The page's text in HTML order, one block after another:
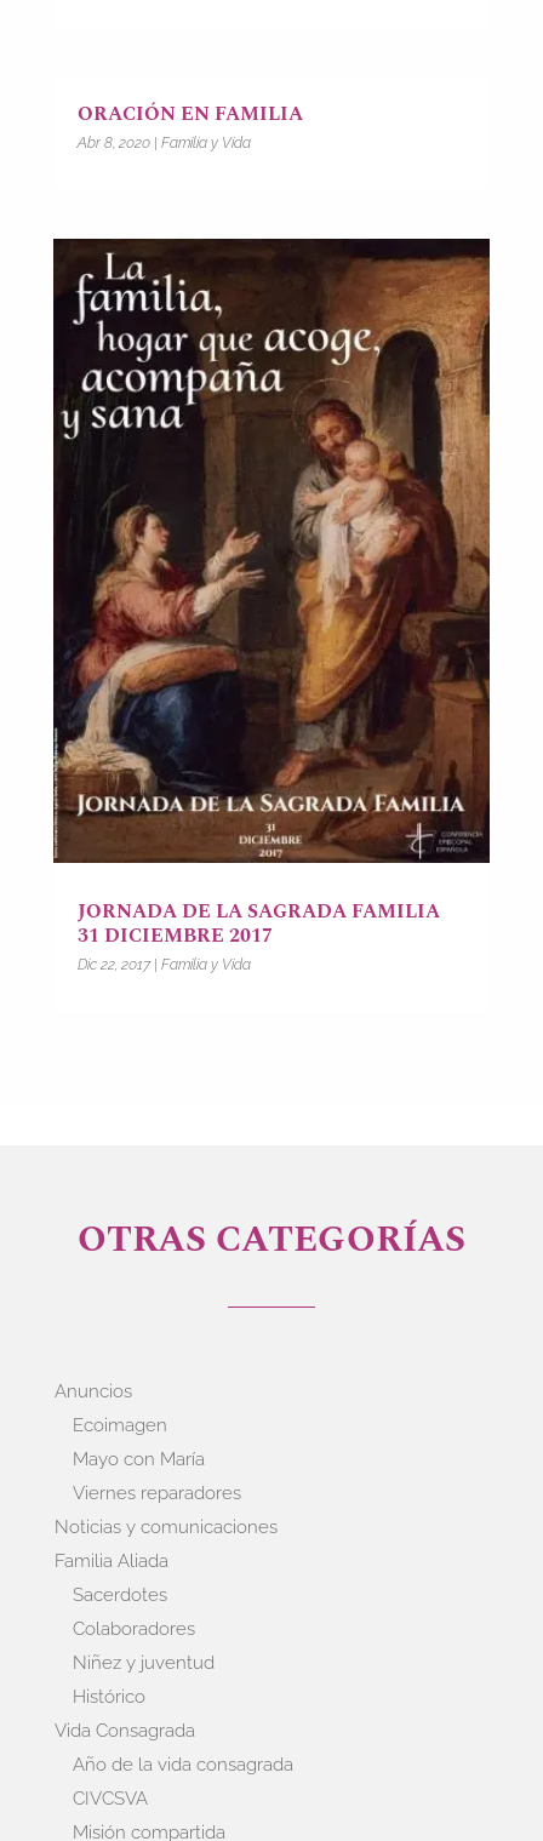
ORACIÓN EN FAMILIA
Abr 8, 2020| Familia y Vida
JORNADA DE LA SAGRADA FAMILIA
31 DICIEMBRE 2017
Dic 22, 2017| Familia y Vida
OTRAS CATEGORÍAS
Anuncios
Ecoimagen
Mayo con María
Viernes reparadores
Noticias y comunicaciones
Familia Aliada
Sacerdotes
Colaboradores
Niñez y juventud
Histórico
Vida Consagrada
Año de la vida consagrada
CIVCSVA
Misión compartida